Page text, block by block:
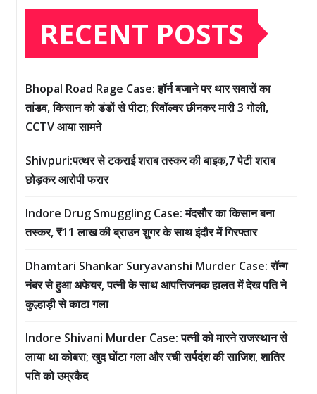
RECENT POSTS
Bhopal Road Rage Case: हॉर्न बजाने पर थार सवारों का
तांडव, किसान को डंडों से पीटा; रिवॉल्वर छीनकर मारी 3 गोली,
CCTV आया सामने
Shivpuri:पत्थर से टकराई शराब तस्कर की बाइक,7 पेटी शराब
छोड़कर आरोपी फरार
Indore Drug Smuggling Case: मंदसौर का किसान बना
तस्कर, ₹11 लाख की ब्राउन शुगर के साथ इंदौर में गिरफ्तार
Dhamtari Shankar Suryavanshi Murder Case: रॉन्ग
नंबर से हुआ अफेयर, पत्नी के साथ आपत्तिजनक हालत में देख पति ने
कुल्हाड़ी से काटा गला
Indore Shivani Murder Case: पत्नी को मारने राजस्थान से
लाया था कोबरा; खुद घोंटा गला और रची सर्पदंश की साजिश, शातिर
पति को उम्रकैद